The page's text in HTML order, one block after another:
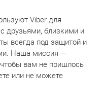
Viber для
друзьями, близкими и
всегда под защитой и
Наша миссия —
вам не пришлось
или не можете